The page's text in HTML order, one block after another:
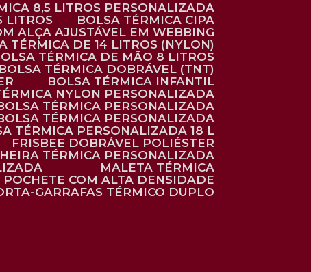
8,5 LITROS PERSONALIZADA
LITROS
BOLSA TÉRMICA CIPA
ALÇA AJUSTÁVEL EM WEBBING
TÉRMICA DE 14 LITROS (NYLON)
BOLSA TÉRMICA DE MÃO 8 LITROS
BOLSA TÉRMICA DOBRÁVEL (TNT)
BOLSA TÉRMICA INFANTIL
NYLON PERSONALIZADA
BOLSA TÉRMICA PERSONALIZADA
BOLSA TÉRMICA PERSONALIZADA
TÉRMICA PERSONALIZADA 18 L
FRISBEE DOBRÁVEL POLIÉSTER
TÉRMICA PERSONALIZADA
MALETA TÉRMICA
POCHETE COM ALTA DENSIDADE
GARRAFAS TÉRMICO DUPLO